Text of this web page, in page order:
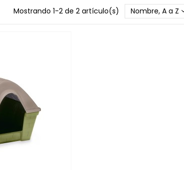
Mostrando 1-2 de 2 artículo(s) Nombre, A a Z